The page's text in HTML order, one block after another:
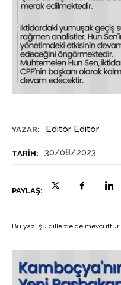
YAZAR: Editör Editör
TARIH: 30/08/2023
PAYLAŞ:
Bu yazı şu dillerde de mevcuttur: